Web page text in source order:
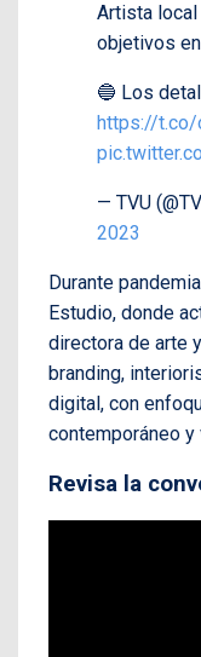
Artista
objetivos
🔵 Los
https://t.co/
— TVU
2023
Durante
Estudio, donde
directora de arte
branding,
digital, con
contemporáneo
Revisa la